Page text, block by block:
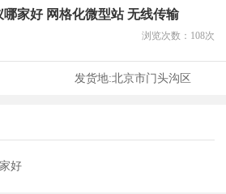
家好 网格化微型站 无线传输
浏览次数： 108次
发货地:北京市门头沟区
好